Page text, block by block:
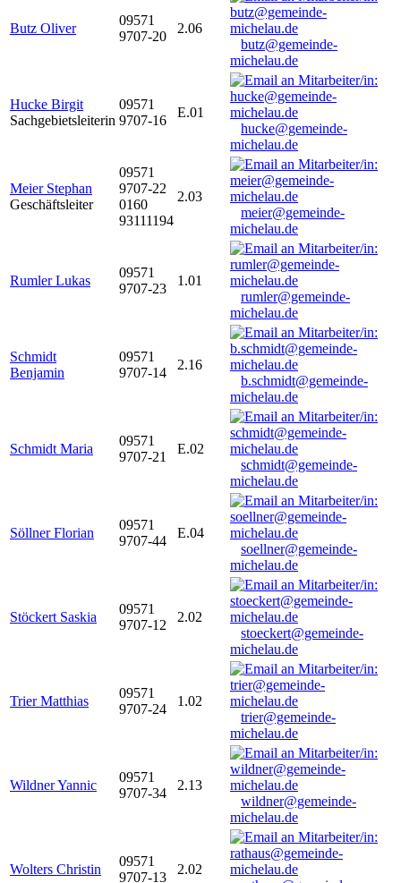
Butz Oliver
09571
9707-20
2.06
butz@gemeinde-
michelau.de
Hucke Birgit
Sachgebietsleiterin
09571
9707-16
E.01
hucke@gemeinde-
michelau.de
Meier Stephan
Geschäftsleiter
09571
9707-22
0160
93111194
2.03
meier@gemeinde-
michelau.de
Rumler Lukas
09571
9707-23
1.01
rumler@gemeinde-
michelau.de
Schmidt
Benjamin
09571
9707-14
2.16
b.schmidt@gemeinde-
michelau.de
Schmidt Maria
09571
9707-21
E.02
schmidt@gemeinde-
michelau.de
Söllner Florian
09571
9707-44
E.04
soellner@gemeinde-
michelau.de
Stöckert Saskia
09571
9707-12
2.02
stoeckert@gemeinde-
michelau.de
Trier Matthias
09571
9707-24
1.02
trier@gemeinde-
michelau.de
Wildner Yannic
09571
9707-34
2.13
wildner@gemeinde-
michelau.de
Wolters Christin
09571
9707-13
2.02